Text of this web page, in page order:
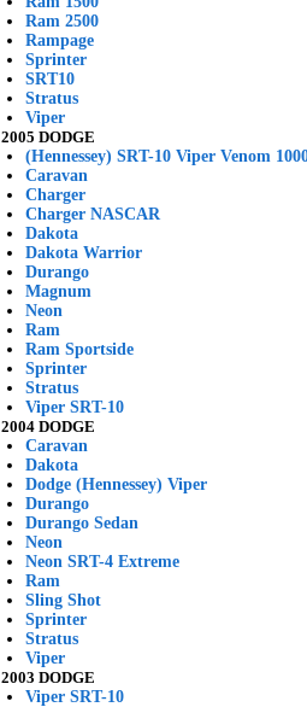
Ram 2500
Rampage
Sprinter
SRT10
Stratus
Viper
2005 DODGE
(Hennessey) SRT-10 Viper Venom
Caravan
Charger
Charger NASCAR
Dakota
Dakota Warrior
Durango
Magnum
Neon
Ram
Ram Sportside
Sprinter
Stratus
Viper SRT-10
2004 DODGE
Caravan
Dakota
Dodge (Hennessey) Viper
Durango
Durango Sedan
Neon
Neon SRT-4 Extreme
Ram
Sling Shot
Sprinter
Stratus
Viper
2003 DODGE
Viper SRT-10